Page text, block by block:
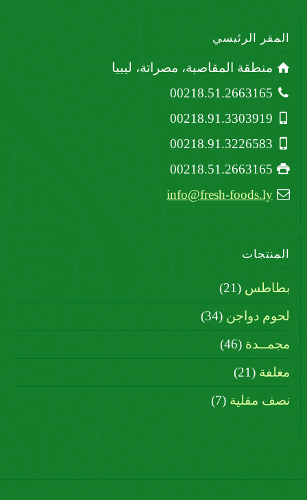
المقر الرئيسي
منطقة المقاصبة، مصراتة، ليبيا
00218.51.2663165
00218.91.3303919
00218.91.3226583
00218.51.2663165
info@fresh-foods.ly
المنتجات
بطاطس (21)
لحوم دواجن (34)
مجمــدة (46)
مغلفة (21)
نصف مقلية (7)